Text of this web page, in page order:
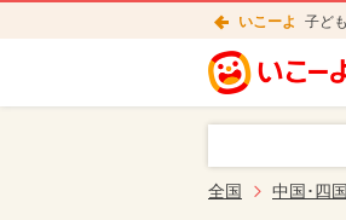
いこーよ 子ど
全国 中国･四国